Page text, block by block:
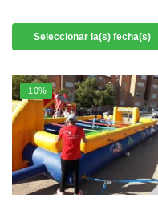
Seleccionar la(s) fecha(s)
-10%